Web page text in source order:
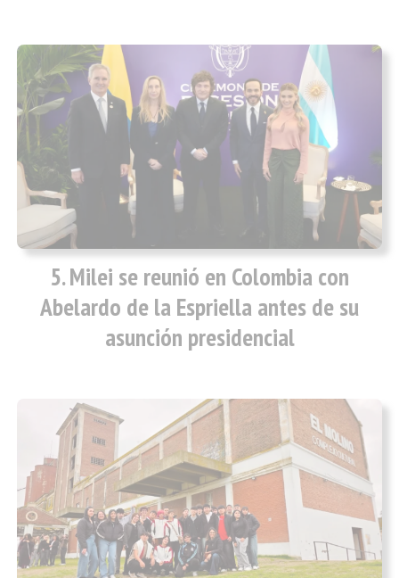
Milei se reunió en Colombia con
Abelardo de la Espriella antes de su
asunción presidencial